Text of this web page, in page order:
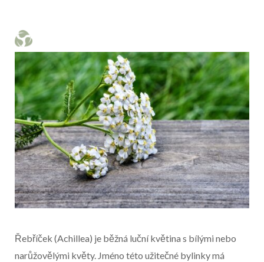
Řebříček (Achillea) je běžná luční květina s bílými nebo
narůžovělými květy. Jméno této užitečné bylinky má